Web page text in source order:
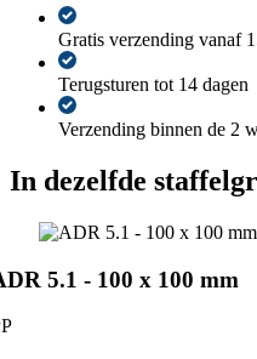
Gratis verzending vanaf
Terugsturen tot 14 dagen
Verzending binnen de 2
In dezelfde
5.1 - 100 x 100 mm